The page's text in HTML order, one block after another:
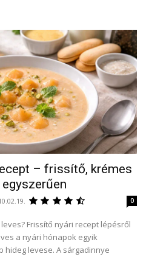
– frissítő, krémes
0
Frissítő nyári recept lépésről
a nyári hónapok egyik
hideg levese. A sárgadinnye